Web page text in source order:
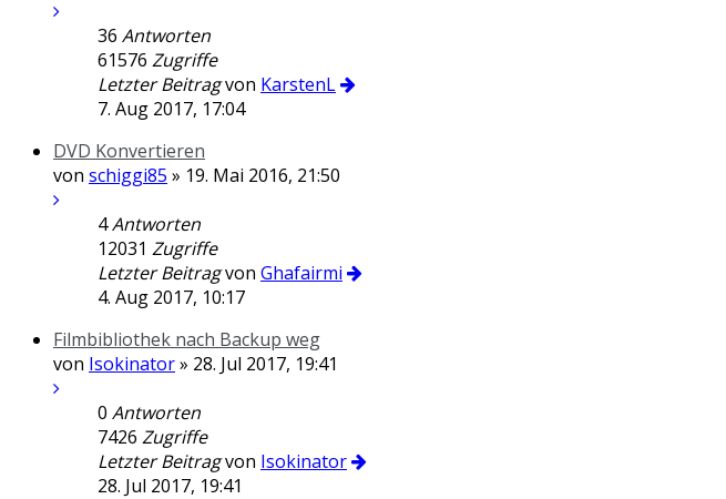
36 Antworten
61576 Zugriffe
Letzter Beitragvon KarstenL
7. Aug 2017, 17:04
DVD Konvertieren
von schiggi85 » 19. Mai 2016, 21:50
4Antworten
12031 Zugriffe
Letzter Beitragvon Ghafairmi
4. Aug 2017, 10:17
Filmbibliothek nach Backup weg
von Isokinator» 28. Jul 2017, 19:41
0 Antworten
7426 Zugriffe
Letzter Beitragvon Isokinator
28. Jul 2017, 19:41